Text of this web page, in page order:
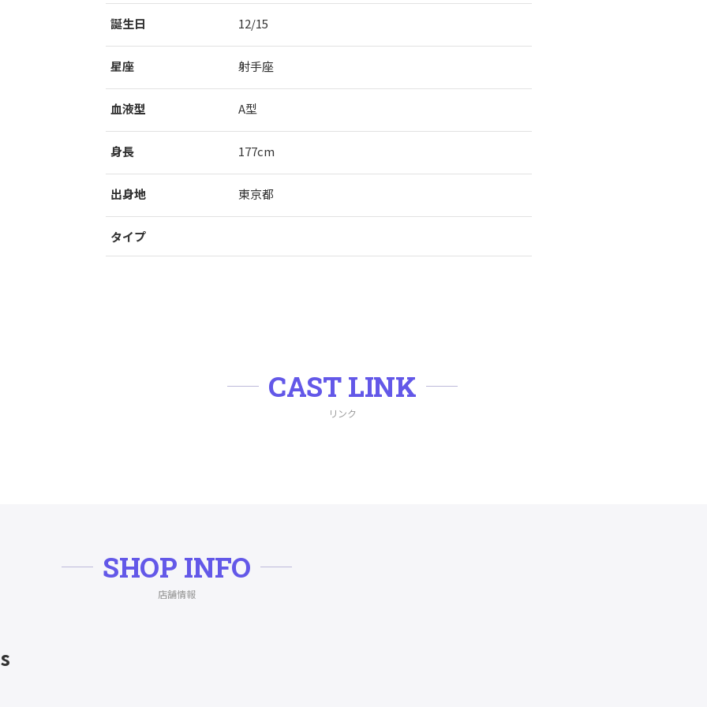
誕生日 12/15
星座 射手座
血液型 A型
身長 177cm
出身地 東京都
タイプ
CAST LINK
リンク
SHOP INFO
店舗情報